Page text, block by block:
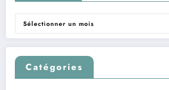
Archives
Catégories